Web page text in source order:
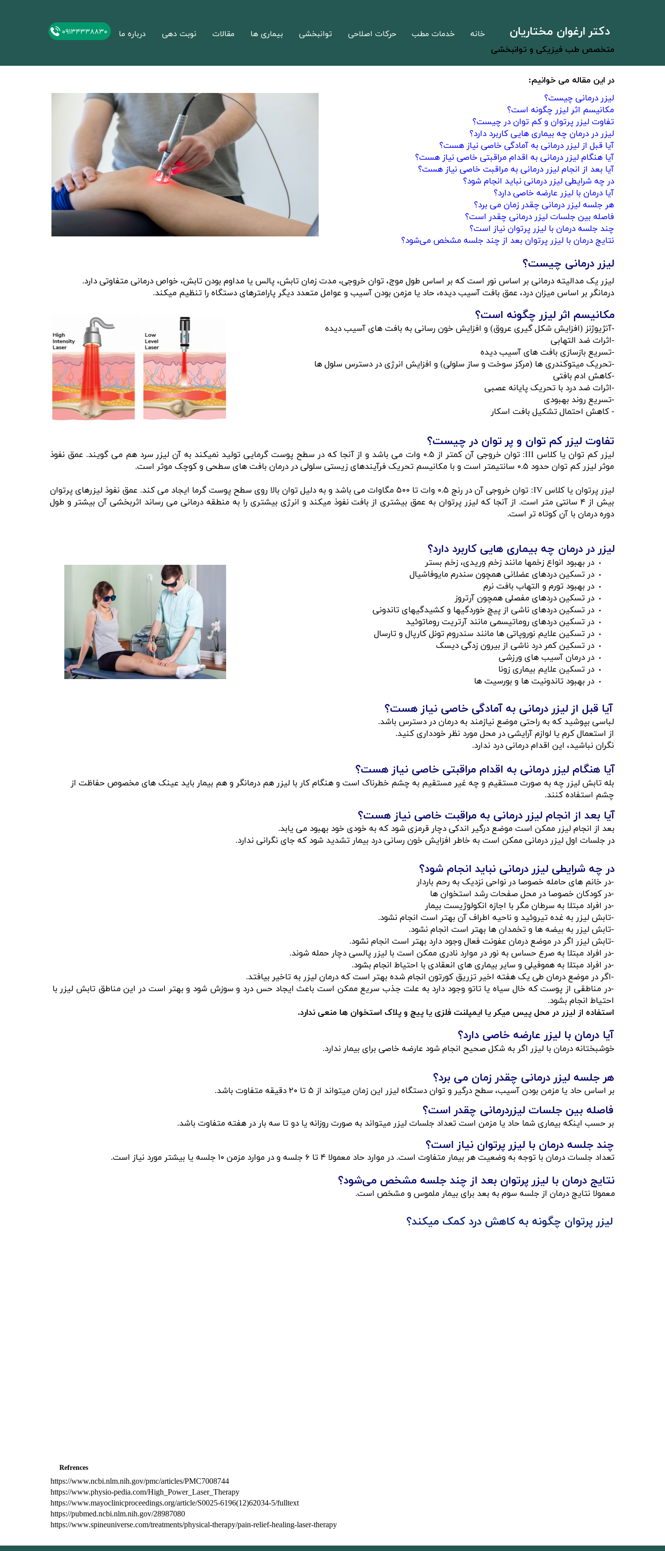
۰۹۱۳۴۳۳۸۸۳۰ خانه خدمات مطب حرکات اصلاحی توانبخشی بیماری ها مقالات نوبت دهی درباره ما دکتر ارغوان مختاریان
متخصص طب فیزیکی و توانبخشی
​در این مقاله می خوانیم:
لیزر درمانی چیست؟
مکانیسم اثر لیزر چگونه است؟
تفاوت لیزر پرتوان و کم توان در چیست؟
لیزر در درمان چه بیماری هایی کاربرد دارد؟
آیا قبل از لیزر درمانی به آمادگی خاصی نیاز هست؟
آیا هنگام لیزر درمانی به اقدام مراقبتی خاصی نیاز هست؟
آیا بعد از انجام لیزر درمانی به مراقبت خاصی نیاز هست؟
​​​​​​​در چه شرایطی لیزر درمانی نباید انجام شود؟
آیا درمان با لیزر عارضه خاصی دارد؟
​​​​​​​​​​​​​هر جلسه لیزر درمانی چقدر زمان می برد؟
فاصله بین جلسات لیزر درمانی چقدر است؟
چند جلسه درمان با لیزر پرتوان نیاز است؟
نتایج درمان با لیزر پرتوان بعد از چند جلسه مشخص می‌شود؟​​​​​​​
لیزر درمانی چیست؟
لیزر یک مدالیته درمانی بر اساس نور است که بر اساس طول موج، توان خروجی، مدت زمان تابش، پالس یا مداوم بودن تابش، خواص درمانی متفاوتی دارد.
​​​​​​​درمانگر بر اساس میزان درد، عمق بافت آسیب دیده، حاد یا مزمن بودن آسیب و عوامل متعدد دیگر پارامترهای دستگاه را تنظیم میکند.
مکانیسم اثر لیزر چگونه است؟
-آنژیوژنز (افزایش شکل گیری عروق) و افزایش خون رسانی به بافت های آسیب دیده
-اثرات ضد التهابی
-تسریع بازسازی بافت های آسیب دیده
-تحریک میتوکندری ها (مرکز سوخت و ساز سلولی) و افزایش انرژی در دسترس سلول ها
-کاهش ادم بافتی
-اثرات ضد درد با تحریک پایانه عصبی
-تسریع روند بهبودی​​​​​​​
​​​​​​​- کاهش احتمال تشکیل بافت اسکار
تفاوت لیزر کم توان و پر توان در چیست؟
لیزر کم توان یا کلاس III: توان خروجی آن کمتر از ۰.۵ وات می باشد و از آنجا که در سطح پوست گرمایی تولید نمیکند به آن لیزر سرد هم می گویند. عمق نفوذ
موثر لیزر کم توان حدود ۰.۵ سانتیمتر است و با مکانیسم تحریک فرآیندهای زیستی سلولی در درمان بافت های سطحی و کوچک موثر است.
لیزر پرتوان یا کلاس IV: توان خروجی آن در رنج ۰.۵ وات تا ۵۰۰ مگاوات می باشد و به دلیل توان بالا روی سطح پوست گرما ایجاد می کند. عمق نفوذ لیزرهای پرتوان
بیش از ۴ سانتی متر است. از آنجا که لیزر پرتوان به عمق بیشتری از بافت نفوذ میکند و انرژی بیشتری را به منطقه درمانی می رساند اثربخشی آن بیشتر و طول
دوره درمان با آن کوتاه تر است.
لیزر در درمان چه بیماری هایی کاربرد دارد؟
در بهبود انواع زخمها مانند زخم وریدی، زخم بستر
در تسکین دردهای عضلانی همچون سندرم مایوفاشیال
در بهبود تورم و التهاب بافت نرم
در تسکین دردهای مفصلی همچون آرتروز
در تسکین دردهای ناشی از پیچ خوردگیها و کشیدگیهای تاندونی
در تسکین دردهای روماتیسمی مانند آرتریت روماتوئید
در تسکین علایم نوروپاتی ها مانند سندروم تونل کارپال و تارسال
در تسکین کمر درد ناشی از بیرون زدگی دیسک
در درمان آسیب های ورزشی
در تسکین علایم بیماری زونا
در بهبود تاندونیت ها و بورسیت ها
آیا قبل از لیزر درمانی به آمادگی خاصی نیاز هست؟
لباسی بپوشید که به راحتی موضع نیازمند به درمان در دسترس باشد.
از استعمال کرم یا لوازم آرایشی در محل مورد نظر خودداری کنید.
نگران نباشید، این اقدام درمانی درد ندارد.
آیا هنگام لیزر درمانی به اقدام مراقبتی خاصی نیاز هست؟
بله تابش لیزر چه به صورت مستقیم و چه غیر مستقیم به چشم خطرناک است و هنگام کار با لیزر هم درمانگر و هم بیمار باید عینک های مخصوص حفاظت از
چشم استفاده کنند.
آیا بعد از انجام لیزر درمانی به مراقبت خاصی نیاز هست؟
بعد از انجام لیزر ممکن است موضع درگیر اندکی دچار قرمزی شود که به خودی خود بهبود می یابد.
در جلسات اول لیزر درمانی ممکن است به خاطر افزایش خون رسانی درد بیمار تشدید شود که جای نگرانی ندارد.
-در خانم های حامله خصوصا در نواحی نزدیک به رحم باردار
-در کودکان خصوصا در محل صفحات رشد استخوان ها
​​​​​​​-در افراد مبتلا به سرطان مگر با اجازه انکولوژیست بیمار
-تابش لیزر به غده تیروئید و ناحیه اطراف آن بهتر است انجام نشود.
-تابش لیزر به بیضه ها و تخمدان ها بهتر است انجام نشود.
-تابش لیزر اگر در موضع درمان عفونت فعال وجود دارد بهتر است انجام نشود.
-در افراد مبتلا به صرع حساس به نور در موارد نادری ممکن است با لیزر پالسی دچار حمله شوند.
-در افراد مبتلا به هموفیلی و سایر بیماری های انعقادی با احتیاط انجام بشود.
-اگر در موضع درمان طی یک هفته اخیر تزریق کورتون انجام شده بهتر است که درمان لیزر به تاخیر بیافتد.
-در مناطقی از پوست که خال سیاه یا تاتو وجود دارد به علت جذب سریع ممکن است باعث ایجاد حس درد و سوزش شود و بهتر است در این مناطق تابش لیزر با
احتیاط انجام بشود.
استفاده از لیزر در محل پیس میکر یا ایمپلنت فلزی یا پیچ و پلاک استخوان ها منعی ندارد.
آیا درمان با لیزر عارضه خاصی دارد؟
خوشبختانه درمان با لیزر اگر به شکل صحیح انجام شود عارضه خاصی برای بیمار ندارد.
​​​در چه شرایطی لیزر درمانی نباید انجام شود؟​​​​​​​
فاصله بین جلسات لیزردرمانی چقدر است؟​​​​​​​
بر حسب اینکه بیماری شما حاد یا مزمن است تعداد جلسات لیزر میتواند به صورت روزانه یا دو تا سه بار در هفته متفاوت باشد.
چند جلسه درمان با لیزر پرتوان نیاز است؟
هر جلسه لیزر درمانی چقدر زمان می برد؟​​​​​​​
بر اساس حاد یا مزمن بودن آسیب، سطح درگیر و توان دستگاه لیزر این زمان میتواند از ۵ تا ۲۰ دقیقه متفاوت باشد.​​​​​​​
تعداد جلسات درمان با توجه به وضعیت هر بیمار متفاوت است. در موارد حاد معمولا ۴ تا ۶ جلسه و در موارد مزمن ۱۰ جلسه یا بیشتر مورد نیاز است.
نتایج درمان با لیزر پرتوان بعد از چند جلسه مشخص می‌شود؟​​​​​​​
معمولا نتایج درمان از جلسه سوم به بعد برای بیمار ملموس و مشخص است.
​لیزر پرتوان چگونه به کاهش درد کمک میکند؟
Refrences
https://www.ncbi.nlm.nih.gov/pmc/articles/PMC7008744
​​​​​​​https://www.physio-pedia.com/High_Power_Laser_Therapy
https://www.mayoclinicproceedings.org/article/S0025-6196(12)62034-5/fulltext
https://pubmed.ncbi.nlm.nih.gov/28987080
https://www.spineuniverse.com/treatments/physical-therapy/pain-relief-healing-laser-therapy